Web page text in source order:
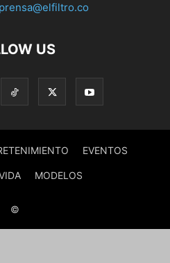
prensa@elfiltro.co
US
EVENTOS
MODELOS
©